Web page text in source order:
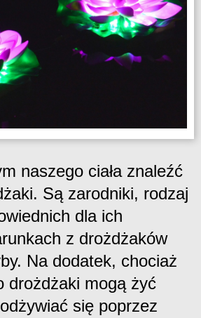
naszego ciała znaleźć
Są zarodniki, rodzaj
dla ich
z drożdżaków
Na dodatek, chociaż
drożdżaki mogą żyć
się poprzez